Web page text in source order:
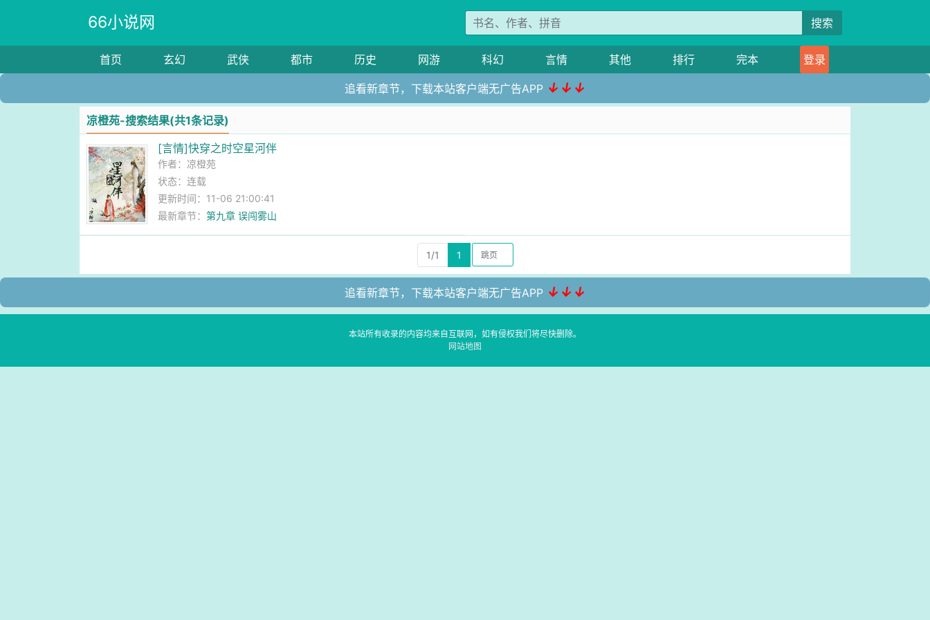
66小说网 搜索
首页 玄幻 武侠 都市 历史 网游 科幻 言情 其他 排行 完本 登录
追看新章节，下载本站客户端无广告APP ↓↓↓
凉橙苑-搜索结果(共1条记录)
[言情]快穿之时空星河伴
作者： 凉橙苑
状态：连载
更新时间：11-06 21:00:41
最新章节：第九章 误闯雾山
1/1 1
追看新章节，下载本站客户端无广告APP ↓↓↓
本站所有收录的内容均来自互联网，如有侵权我们将尽快删除。
网站地图